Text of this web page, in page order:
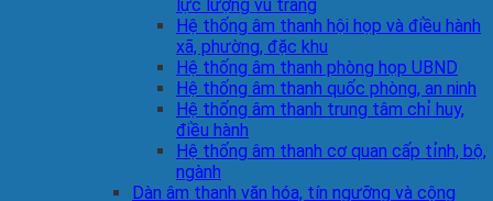
lực lượng vũ trang
Hệ thống âm thanh hội họp và điều hành
xã, phường, đặc khu
Hệ thống âm thanh phòng họp UBND
Hệ thống âm thanh quốc phòng, an ninh
Hệ thống âm thanh trung tâm chỉ huy,
điều hành
Hệ thống âm thanh cơ quan cấp tỉnh, bộ,
ngành
Dàn âm thanh văn hóa, tín ngưỡng và cộng